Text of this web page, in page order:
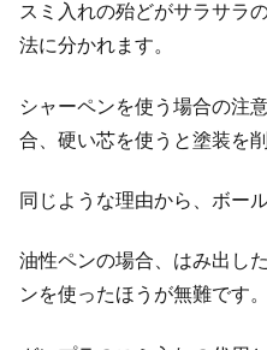
スミ入れの殆どがサラサラ
法に分かれます。
シャーペンを使う場合の注
合、硬い芯を使うと塗装を
同じような理由から、ボー
油性ペンの場合、はみ出し
ンを使ったほうが無難です。